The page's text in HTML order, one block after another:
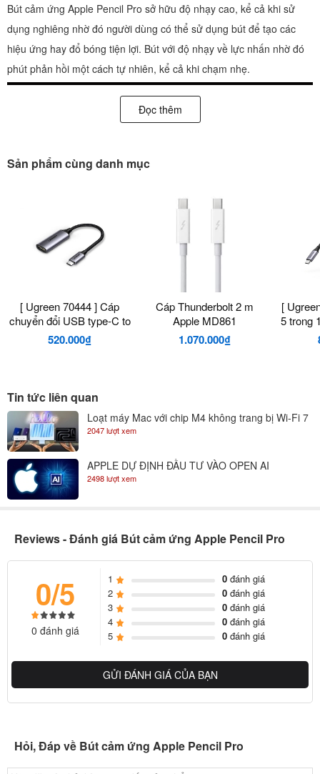
Bút cảm ứng Apple Pencil Pro sở hữu độ nhạy cao, kể cả khi sử
dụng nghiêng nhờ đó người dùng có thể sử dụng bút để tạo các
hiệu ứng hay đổ bóng tiện lợi. Bút với độ nhạy về lực nhấn nhờ đó
phút phản hồi một cách tự nhiên, kể cả khi chạm nhẹ.
Với độ trễ thấp, nhờ đó bút cảm ứng Apple Pencil Pro mang lại cho
người dùng trải nghiệm tư nhiên như bút viết trên giấy. Cùng với độ
Thao tác dễ dàng, sử dụng trực quan
Apple Pencil Pro cho phép người dùng sử dụng dễ dàng với các
thao tác trên bút như:
- Bóp để chuyển đổi công cụ, thay đổi độ dày hay mỏng của các
- Chuyển đổi tẩy và bút nhanh chóng bằng cách chạm 2 lần.
Đọc thêm
Sản phẩm cùng danh mục
[ Ugreen 70444 ] Cáp
chuyển đổi USB type-C to
HDMI hỗ trợ 4K@60Hz
chính hãng bọc nhôm cao
520.000₫
Cáp Thunderbolt 2 m
Apple MD861
1.070.000₫
[
5 trong
sang
Tin tức liên quan
Loạt máy Mac với chip M4 không trang bị Wi-Fi 7
2047 lượt xem
APPLE DỰ ĐỊNH ĐẦU TƯ VÀO OPEN AI
2498 lượt xem
Reviews - Đánh giá Bút cảm ứng Apple Pencil Pro
0/5
0 đánh giá
1 0đánh giá
2
0đánh giá
3
0đánh giá
4
0đánh giá
5
0đánh giá
GỬI ĐÁNH GIÁ CỦA BẠN
Hỏi, Đáp về Bút cảm ứng Apple Pencil Pro